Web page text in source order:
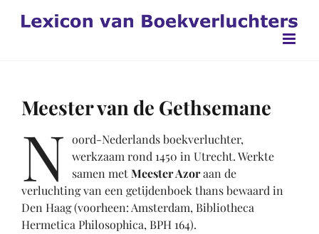
naar
Meester van de Gethsemane
N oord-Nederlands boekverluchter,
werkzaam rond 1450 in Utrecht. Werkte
samen metMeester Azoraan de
verluchting van een getijdenboek thans bewaard in
Den Haag (voorheen: Amsterdam, Bibliotheca
Hermetica Philosophica, BPH 164).